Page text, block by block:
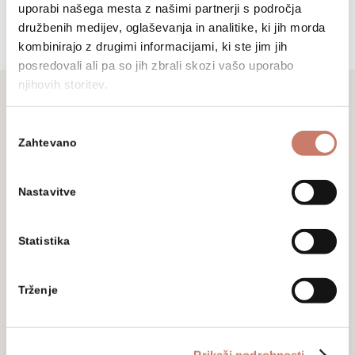
uporabi našega mesta z našimi partnerji s področja
družbenih medijev, oglaševanja in analitike, ki jih morda
kombinirajo z drugimi informacijami, ki ste jim jih
posredovali ali pa so jih zbrali skozi vašo uporabo
njihovih storitev.
soglasja
Zahtevano
Nastavitve
Statistika
Trženje
Ne zamudite